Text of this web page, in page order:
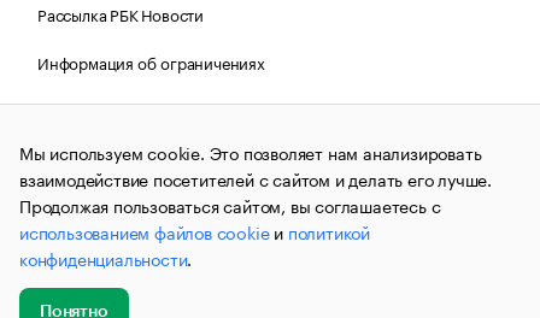
Рассылка РБК Новости
Информация об ограничениях
Правовая информация
О соблюдении авторских прав
© АО «РОСБИЗНЕСКОНСАЛТИНГ»,1995–2026.Сообщения
и материалы информационного агентства «РБК»
(зарегистрировано Федеральной службой по надзору в сфере
связи, информационных технологий и массовых
коммуникаций (Роскомнадзор) 09.12.2015 за номером ИА
№ФС77-63848) сопровождаются пометкой «РБК». Отдельные
публикации могут содержать информацию,
не предназначенную для пользователей
до 18 лет.
Мы используем cookie. Это позволяет нам анализировать
взаимодействие посетителей с сайтом и делать его лучше.
Продолжая пользоваться сайтом, вы соглашаетесь с
использованием файлов cookieи политикой
конфиденциальности.
Понятно